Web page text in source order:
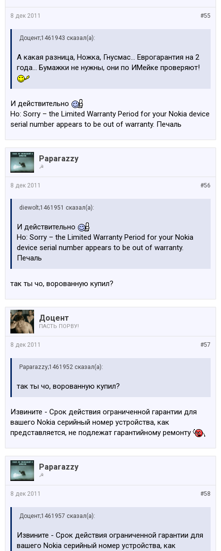
#55
8 дек 2011
Доцент;1461943 сказал(а):
А какая разница, Ножка, Гнусмас... Еврогарантия на 2
года... Бумажки не нужны, они по ИМейке проверяют!
И действительно
Но: Sorry – the Limited Warranty Period for your Nokia device
serial number appears to be out of warranty. Печаль
Paparazzy
☭
#56
8 дек 2011
diewolt;1461951 сказал(а):
И действительно
Но: Sorry – the Limited Warranty Period for your Nokia
device serial number appears to be out of warranty.
Печаль
так ты чо, ворованную купил?
Доцент
ПАСТЬ ПОРВУ!
#57
8 дек 2011
Paparazzy;1461952 сказал(а):
так ты чо, ворованную купил?
Извините - Срок действия ограниченной гарантии для
вашего Nokia серийный номер устройства, как
представляется, не подлежат гарантийному ремонту
Paparazzy
☭
#58
8 дек 2011
Доцент;1461957 сказал(а):
Извините - Срок действия ограниченной гарантии для
вашего Nokia серийный номер устройства, как